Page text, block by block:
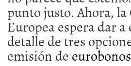
punto justo. Ahora,
Europea espera dar
detalle de tres
emisión deeurobonos